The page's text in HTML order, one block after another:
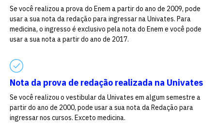
Se você realizou a prova do Enem a partir do ano de 2009, pode
usar a sua nota da redação para ingressar na Univates. Para
medicina, o ingresso é exclusivo pela nota do Enem e você pode
usar a sua nota a partir do ano de 2017.
Nota da prova de redação realizada na Univates
Se você realizou o vestibular da Univates em algum semestre a
partir do ano de 2000, pode usar a sua nota da Redação para
ingressar nos cursos. Exceto medicina.